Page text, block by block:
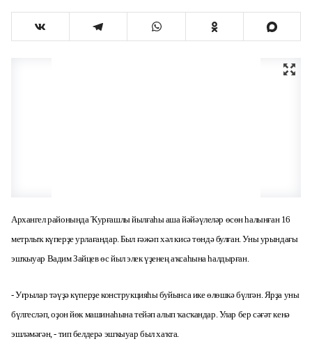
Архангел районында Ҡурғашлы йылғаһы аша йәйәүлеләр өсөн һалынған 16
метрлыҡ күперҙе урлағандар. Был ғәжәп хәл кисә төндә булған. Уны урындағы
эшҡыуар Вадим Зайцев өс йыл элек үҙенең аҡсаһына һалдырған.
- Уғрылар тәүҙә күперҙе конструкцияһы буйынса ике өлөшкә бүлгән. Ярҙа уны
бүлгесләп, оҙон йөк машинаһына тейәп алып ҡасҡандар. Улар бер сәғәт кенә
эшләмәгән, - тип белдерә эшҡыуар был хаҡта.